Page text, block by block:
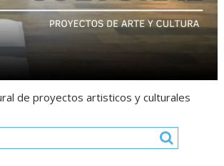
de proyectos artisticos y culturales